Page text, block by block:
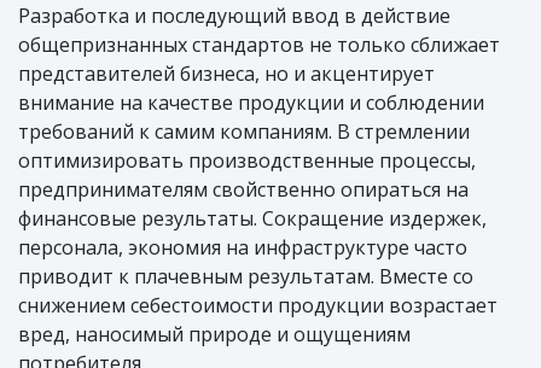
Разработка и последующий ввод в действие
общепризнанных стандартов не только сближает
представителей бизнеса, но и акцентирует
внимание на качестве продукции и соблюдении
требований к самим компаниям. В стремлении
оптимизировать производственные процессы,
предпринимателям свойственно опираться на
финансовые результаты. Сокращение издержек,
персонала, экономия на инфраструктуре часто
приводит к плачевным результатам. Вместе со
снижением себестоимости продукции возрастает
вред, наносимый природе и ощущениям